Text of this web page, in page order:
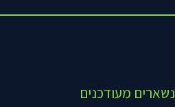
נשארים מעודכנים